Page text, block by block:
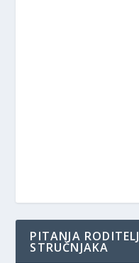
PITANJA
STRUČNJAKA